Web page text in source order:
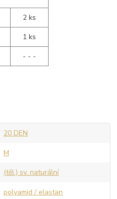
2 ks
1 ks
- - -
20 DEN
M
(těl.) sv. naturální
polyamid / elastan